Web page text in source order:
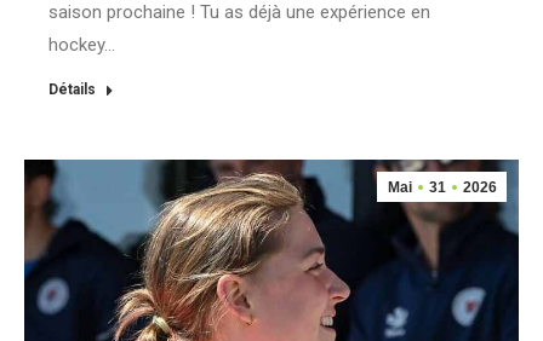
saison prochaine ! Tu as déjà une expérience en
hockey…
Détails
Mai 31 2026